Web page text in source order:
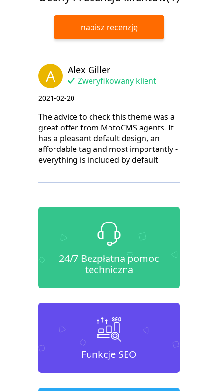
napisz recenzję
A Alex Giller
Zweryfikowany klient
2021-02-20
The advice to check this theme was a
great offer from MotoCMS agents. It
has a pleasant default design, an
affordable tag and most importantly -
everything is included by default
24/7 Bezpłatna pomoc
techniczna
Funkcje SEO